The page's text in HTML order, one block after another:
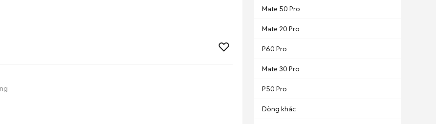
Mate 50 Pro
Mate 20 Pro
P60 Pro
Mate 30 Pro
P50 Pro
Dòng khác